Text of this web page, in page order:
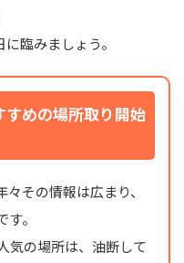
臨みましょう。
めの場所取り開始
々その情報は広まり、
。
気の場所は、油断して